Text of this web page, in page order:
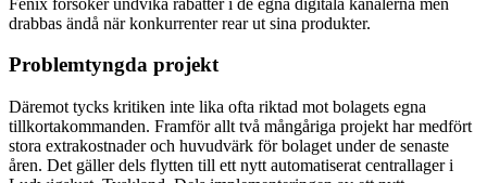
drabbas ändå när konkurrenter rear ut sina produkter.
Problemtyngda projekt
Däremot tycks kritiken inte lika ofta riktad mot bolagets egna
tillkortakommanden. Framför allt två mångåriga projekt har medfört
stora extrakostnader och huvudvärk för bolaget under de senaste
åren. Det gäller dels flytten till ett nytt automatiserat centrallager i